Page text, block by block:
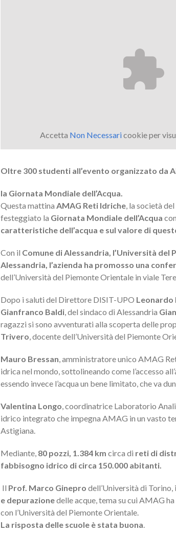
Accetta Non Necessaricookie per
Oltre 300 studenti all’evento organizzato da
la Giornata Mondiale dell’Acqua.
Questa mattina AMAG Reti Idriche, la società del
festeggiato la Giornata Mondiale dell’Acqua
caratteristiche dell’acqua e sul valore di
Con il Comune di Alessandria, l’Università del
Alessandria, l’azienda ha promosso una
dell’Università del Piemonte Orientale in viale
Dopo i saluti del Direttore DISIT-UPO Leonardo
Gianfranco Baldi, del sindaco di Alessandria
ragazzi si sono avventurati alla scoperta delle
Trivero, docente dell’Università del Piemonte
Mauro Bressan, amministratore unico AMAG
idrica nel mondo, sottolineando come l’accesso
essendo invece l’acqua un bene limitato, che va
Valentina Longo, coordinatrice Laboratorio
idrico integrato che impegna AMAG in un vasto
Astigiana.
Mediante, 80 pozzi, 1.384 km circa di reti di
fabbisogno idrico di circa 150.000 abitanti.
Il Prof. Marco Ginepro dell’Università di Torino,
e depurazionedelle acque, tema su cui AMAG
con l’Università del Piemonte Orientale.
La risposta delle scuole è stata buona.